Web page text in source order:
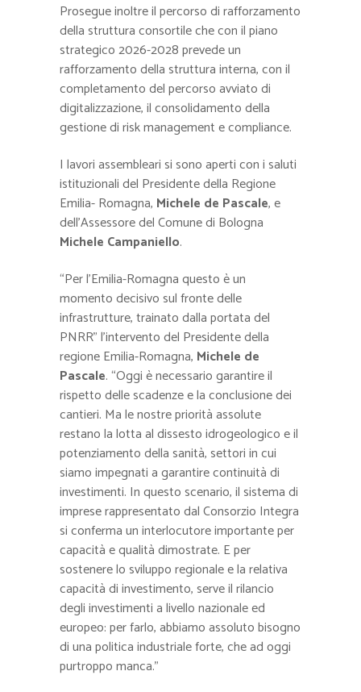
Prosegue inoltre il percorso di rafforzamento
della struttura consortile che con il piano
strategico 2026-2028 prevede un
rafforzamento della struttura interna, con il
completamento del percorso avviato di
digitalizzazione, il consolidamento della
gestione di risk management e compliance.
I lavori assembleari si sono aperti con i saluti
istituzionali del Presidente della Regione
Emilia- Romagna, Michele de Pascale, e
dell’Assessore del Comune di Bologna
Michele Campaniello.
“Per l’Emilia-Romagna questo è un
momento decisivo sul fronte delle
infrastrutture, trainato dalla portata del
PNRR” l’intervento del Presidente della
regione Emilia-Romagna, Michele de
Pascale. “Oggi è necessario garantire il
rispetto delle scadenze e la conclusione dei
cantieri. Ma le nostre priorità assolute
restano la lotta al dissesto idrogeologico e il
potenziamento della sanità, settori in cui
siamo impegnati a garantire continuità di
investimenti. In questo scenario, il sistema di
imprese rappresentato dal Consorzio Integra
si conferma un interlocutore importante per
capacità e qualità dimostrate. E per
sostenere lo sviluppo regionale e la relativa
capacità di investimento, serve il rilancio
degli investimenti a livello nazionale ed
europeo: per farlo, abbiamo assoluto bisogno
di una politica industriale forte, che ad oggi
purtroppo manca.”